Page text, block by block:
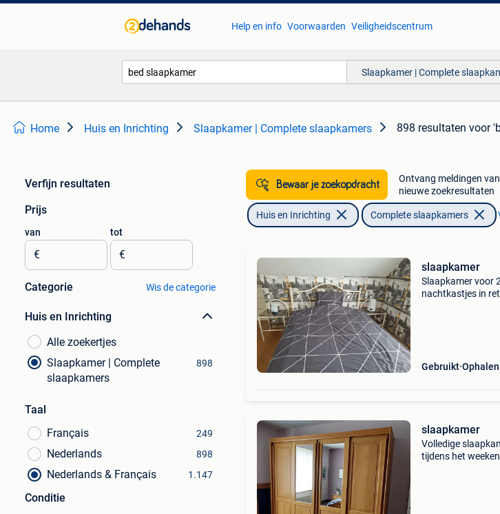
Help en info Voorwaarden Veiligheidscentrum
Slaapkamer | Complete
Home Huis en Inrichting Slaapkamer | Complete slaapkamers 898 resultaten voor
Verfijn resultaten
Prijs
van
€
tot
€
Categorie Wis de categorie
Huis en Inrichting
Alle zoekertjes
Slaapkamer | Complete
slaapkamers
898
Taal
Français
249
Nederlands 898
Nederlands & Français 1.147
Conditie
Bewaar je zoekopdracht
Ontvang meldingen van
nieuwe zoekresultaten
Huis en Inrichting Complete slaapkamers
slaapkamer
Slaapkamer voor
nachtkastjes in
Gebruikt Ophalen
slaapkamer
Volledige
tijdens het